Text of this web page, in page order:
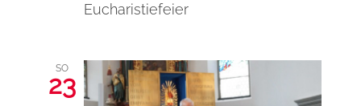
Eucharistiefeier
SO
23